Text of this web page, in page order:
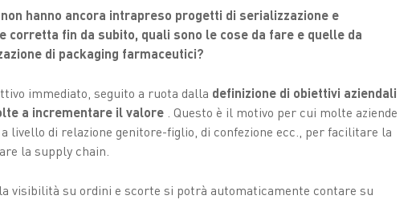
hanno ancora intrapreso progetti di serializzazione e
corretta fin da subito, quali sono le cose da fare e quelle da
di packaging farmaceutici?
immediato, seguito a ruota dalla definizione di obiettivi aziendali
a incrementare il valore . Questo è il motivo per cui molte aziende
livello di relazione genitore-figlio, di confezione ecc., per facilitare la
la supply chain.
visibilità su ordini e scorte si potrà automaticamente contare su